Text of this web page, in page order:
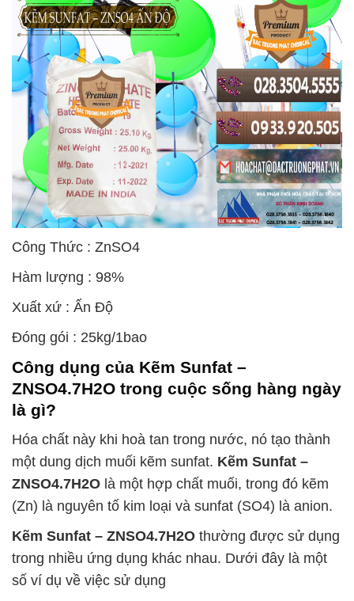
Công Thức : ZnSO4
Hàm lượng : 98%
Xuất xứ : Ấn Độ
Đóng gói : 25kg/1bao
Công dụng của Kẽm Sunfat –
ZNSO4.7H2O trong cuộc sống hàng ngày
là gì?
Hóa chất này khi hoà tan trong nước, nó tạo thành
một dung dịch muối kẽm sunfat. Kẽm Sunfat –
ZNSO4.7H2O là một hợp chất muối, trong đó kẽm
(Zn) là nguyên tố kim loại và sunfat (SO4) là anion.
Kẽm Sunfat – ZNSO4.7H2O thường được sử dụng
trong nhiều ứng dụng khác nhau. Dưới đây là một
số ví dụ về việc sử dụng